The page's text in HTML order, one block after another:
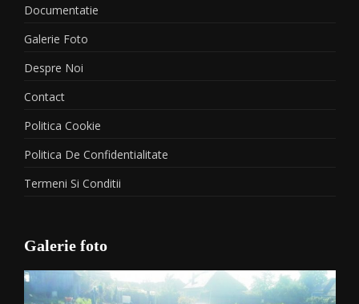
Documentatie
Galerie Foto
Despre Noi
Contact
Politica Cookie
Politica De Confidentialitate
Termeni Si Conditii
Galerie foto